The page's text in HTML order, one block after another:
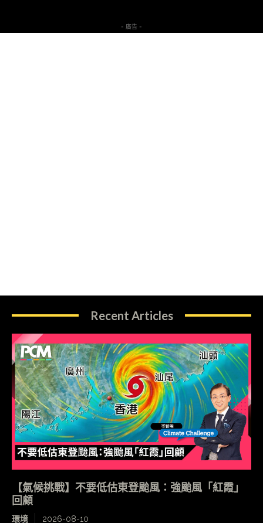
- 廣告 -
Recent Articles
【氣候挑戰】不要低估東登颱風：強颱風「紅霞」
回顧
環境 2026-08-10